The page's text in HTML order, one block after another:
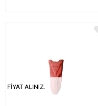
FIYAT ALINIZ.